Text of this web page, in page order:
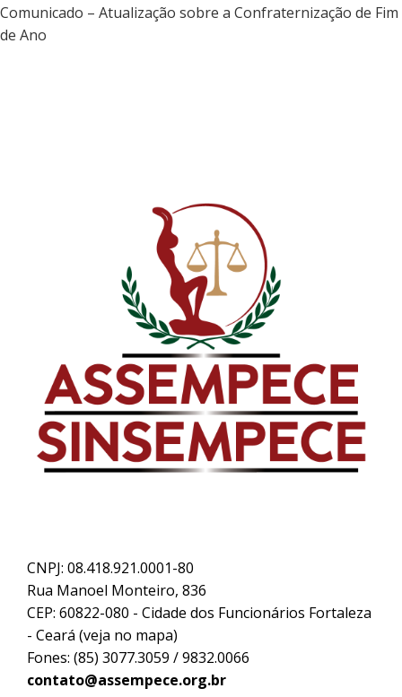
Comunicado – Atualização sobre a Confraternização de Fim
de Ano
CNPJ: 08.418.921.0001-80
Rua Manoel Monteiro, 836
CEP: 60822-080 - Cidade dos Funcionários Fortaleza
- Ceará (veja no mapa)
Fones: (85) 3077.3059 / 9832.0066
contato@assempece.org.br